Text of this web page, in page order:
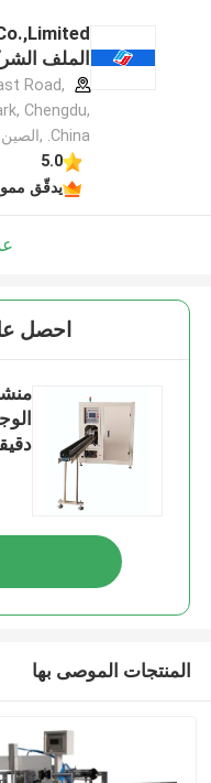
الملف
Road,
Chengdu,
China. ,الصين
5.0
يدقّق
احصل
المنتجات الموصى بها